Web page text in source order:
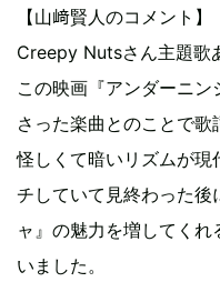
【山﨑賢人のコメント】
Creepy Nutsさん主題歌
この映画『アンダーニ
さった楽曲とのことで
怪しくて暗いリズムが現
チしていて見終わった後
ャ』の魅力を増してく
いました。